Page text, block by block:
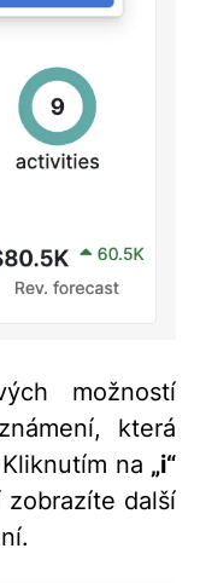
možností
která
na „i“
další